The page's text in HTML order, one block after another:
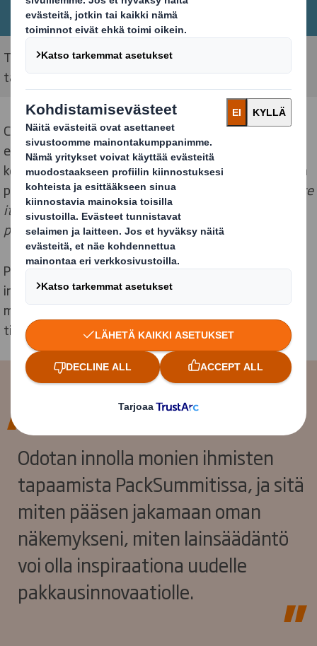
Tavataan Tampere-talossa PackSummit -
tapahtumassa
Customer Engagement Manager Jessica Eliason
esiintyy tilaisuudessa salissa numero 1 klo 14.00 ja
kertoo meille, miten lainsäädäntö voi olla inspiraationa
pakkausinnovaatioille:”Don’t predict the future, Create
it! – Let legislation become an inspiration for new
packaging innovation”
Pakkausalan sääntelyn kiristyminen voi toimia
inspiraation lähteenä innovaatioille, sillä se haastaa
meidät kehittämään uusia ratkaisuja, jotka vastaavat
tiukentuneisiin ympäristövaatimuksiin.
Odotan innolla monien ihmisten
tapaamista PackSummitissa, ja sitä
miten pääsen jakamaan oman
näkemykseni, miten lainsäädäntö
voi olla inspiraationa uudelle
pakkausinnovaatiolle.